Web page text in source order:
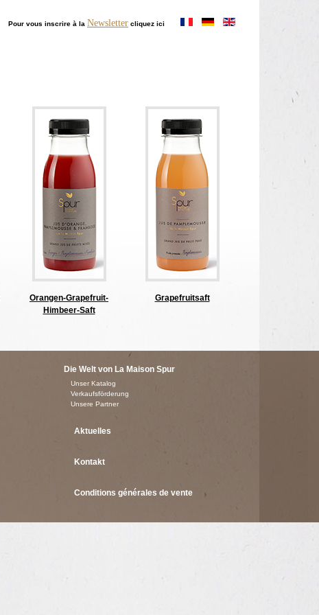
Pour vous inscrire à la Newsletter cliquez ici
Orangen-Grapefruit-
Himbeer-Saft
Grapefruitsaft
Die Welt von La Maison Spur
Unser Katalog
Verkaufsförderung
Unsere Partner
Aktuelles
Kontakt
Conditions générales de vente